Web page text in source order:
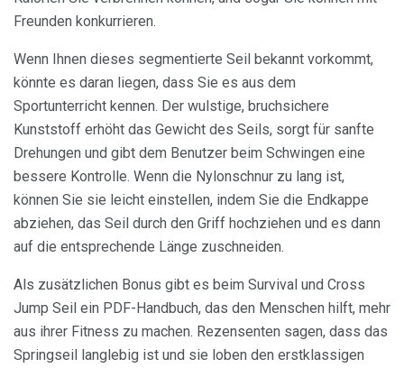
Freunden konkurrieren.
Wenn Ihnen dieses segmentierte Seil bekannt vorkommt,
könnte es daran liegen, dass Sie es aus dem
Sportunterricht kennen. Der wulstige, bruchsichere
Kunststoff erhöht das Gewicht des Seils, sorgt für sanfte
Drehungen und gibt dem Benutzer beim Schwingen eine
bessere Kontrolle. Wenn die Nylonschnur zu lang ist,
können Sie sie leicht einstellen, indem Sie die Endkappe
abziehen, das Seil durch den Griff hochziehen und es dann
auf die entsprechende Länge zuschneiden.
Als zusätzlichen Bonus gibt es beim Survival und Cross
Jump Seil ein PDF-Handbuch, das den Menschen hilft, mehr
aus ihrer Fitness zu machen. Rezensenten sagen, dass das
Springseil langlebig ist und sie loben den erstklassigen